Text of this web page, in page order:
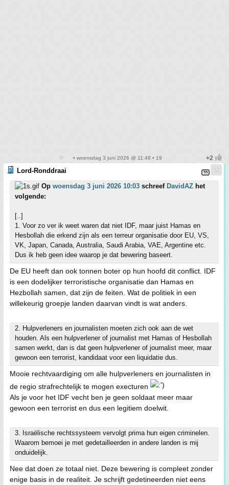
• woensdag 3 juni 2026 @ 11:48 • 19
Lord-Ronddraai
Op woensdag 3 juni 2026 10:03 schreef DavidAZ het
volgende:
[..]
1. Voor zo ver ik weet waren dat niet IDF, maar juist Hamas en
Hesbollah die erkend zijn als een terreur organisatie door EU, VS,
VK, Japan, Canada, Australia, Saudi Arabia, VAE, Argentine etc.
Dus ik heb geen idee waarop je dat bewering baseert.
De EU heeft dan ook tonnen boter op hun hoofd dit conflict. IDF
is een dodelijker terroristische organisatie dan Hamas en
Hezbollah samen, dat zijn de feiten. Wat de politiek in een
willekeurig groepje landen daarvan vindt is wat anders.
2. Hulpverleners en journalisten moeten zich ook aan de wet
houden. Als een hulpverlener of journalist met Hamas of Hesbollah
samen werkt, dan is dat geen hulpverlener of journalist meer, maar
gewoon een terrorist, kandidaat voor een liquidatie dus.
Mooie rechtvaardiging om alle hulpverleners en journalisten in
de regio strafrechtelijk te mogen execturen
Als je voor het IDF vecht ben je geen soldaat meer maar
gewoon een terrorist en dus een legitiem doelwit.
3. Israëlische rechtssysteem vervolgt prima hun eigen criminelen.
Waarom bemoei je met gedetailleerden in andere landen is mij
onduidelijk.
Nee dat doen ze totaal niet. Deze bewering is compleet zonder
enige basis in de realiteit. Je schrijft gedetineerden niet eens